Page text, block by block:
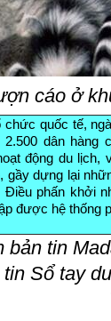
cáo ở
quốc tế,
dân hàng
động du lịch,
gầy dựng lại
phấn khởi
được hệ thống
bản tin
tin Sổ tay